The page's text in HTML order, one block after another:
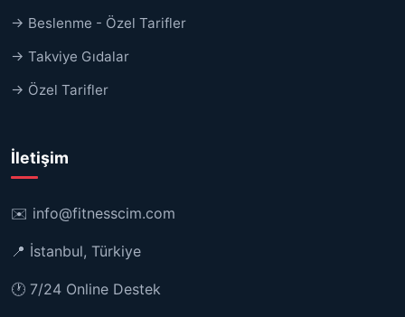
→ Beslenme - Özel Tarifler
→ Takviye Gıdalar
→ Özel Tarifler
İletişim
✉️ info@fitnesscim.com
📍 İstanbul, Türkiye
🕐 7/24 Online Destek